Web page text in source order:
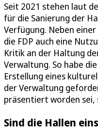
Seit 2021 stehen laut
für die Sanierung der
Verfügung. Neben
die FDP auch eine
Kritik an der Haltung
Verwaltung. So habe
Erstellung eines
der Verwaltung
präsentiert worden sei,
Sind die Hallen